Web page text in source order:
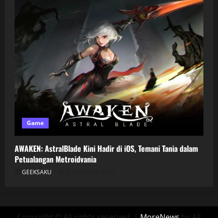
Game
AWAKEN: AstralBlade Kini Hadir di iOS, Temani Tania dalam
Petualangan Metroidvania
GEEKSAKU